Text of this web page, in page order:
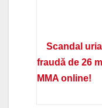
Scandal
fraudă de 26
MMA online!